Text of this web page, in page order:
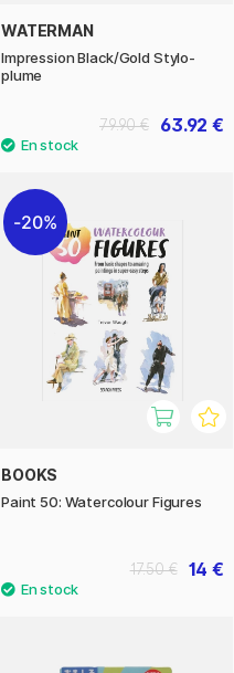
WATERMAN
Impression Black/Gold Stylo-
plume
63.92 €
79.90 €
20%
BOOKS
Paint 50: Watercolour Figures
14 €
17.50 €